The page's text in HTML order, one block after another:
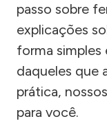
passo sobre
explicações
forma simples
daqueles que
prática,
para você.